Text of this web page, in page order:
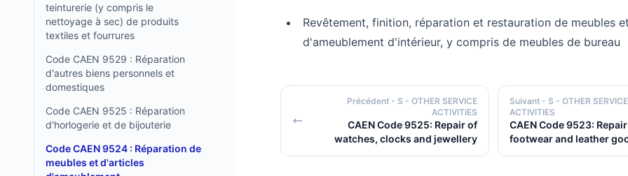
teinturerie (y compris le
nettoyage à sec) de produits
textiles et fourrures
Code CAEN 9529 : Réparation
d'autres biens personnels et
domestiques
Code CAEN 9525 : Réparation
d'horlogerie et de bijouterie
Code CAEN 9524 : Réparation de
meubles et d'articles
Revêtement, finition, réparation et restauration de meubles
d'ameublement d'intérieur, y compris de meubles de bureau
Précédent - S - OTHER SERVICE
ACTIVITIES
CAEN Code 9525: Repair of
watches, clocks and jewellery
Suivant - S - OTHER SERVICE
ACTIVITIES
CAEN Code 9523:
footwear and leather